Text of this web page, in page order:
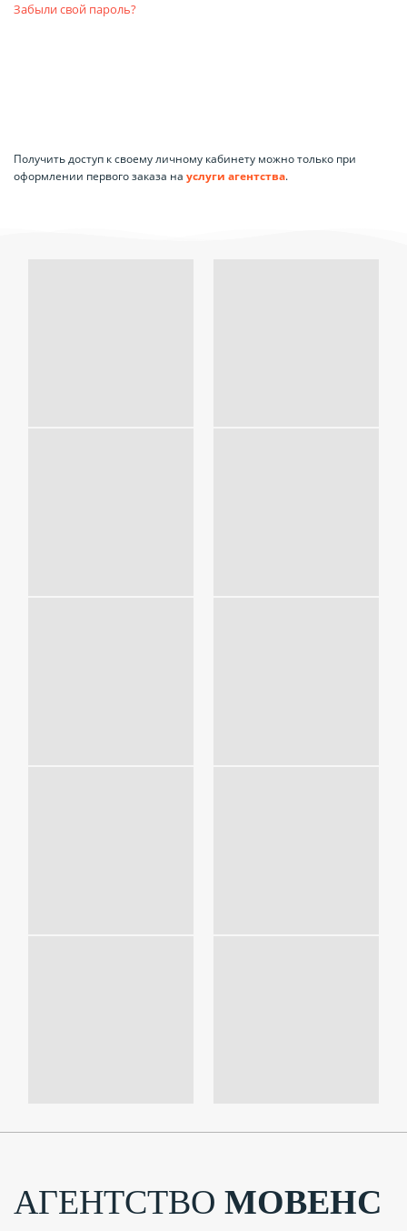
Забыли свой пароль?
Получить доступ к своему личному кабинету можно только при
оформлении первого заказа на услуги агентства.
АГЕНТСТВО МОВЕНС